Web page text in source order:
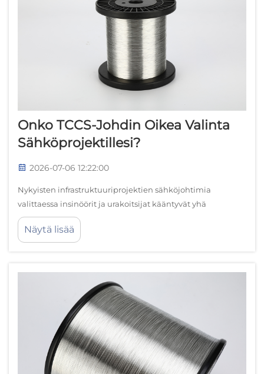
Onko TCCS-Johdin Oikea Valinta
Sähköprojektillesi?
2026-07-06 12:22:00
Nykyisten infrastruktuuriprojektien sähköjohtimia
valittaessa insinöörit ja urakoitsijat kääntyvät yhä
useammin innovatiivisten materiaalien puoleen, jotka
tarjoavat erinomaista suorituskykyä samalla kun ne
Näytä lisää